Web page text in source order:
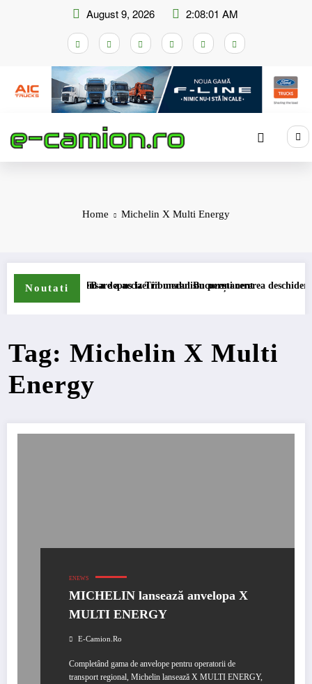
August 9, 2026 2:08:01 AM
Home Michelin X Multi Energy
Noutati
de compensare a accizei în mecanism permanent
STB a depus la Tribunalul București cererea deschiderii
Tag: Michelin X Multi
Energy
ENEWS
MICHELIN lansează anvelopa X
MULTI ENERGY
E-Camion.ro
Completând gama de anvelope pentru operatorii de
transport regional, Michelin lansează X MULTI ENERGY,